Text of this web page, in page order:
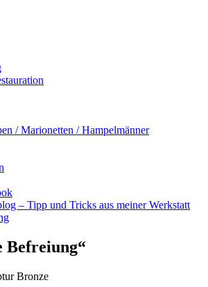
/ Marionetten / Hampelmänner
– Tipp und Tricks aus meiner Werkstatt
Befreiung“